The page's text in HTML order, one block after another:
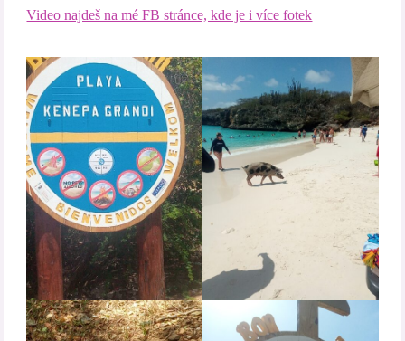
Video najdeš na mé FB stránce, kde je i více fotek